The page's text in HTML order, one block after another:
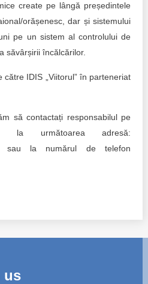
create pe lângă președintele
orășenesc, dar și sistemului
pe un sistem al controlului de
săvârșirii încălcărilor.
IDIS „Viitorul” în parteneriat
să contactați responsabilul pe
la următoarea adresă:
sau la numărul de telefon
us